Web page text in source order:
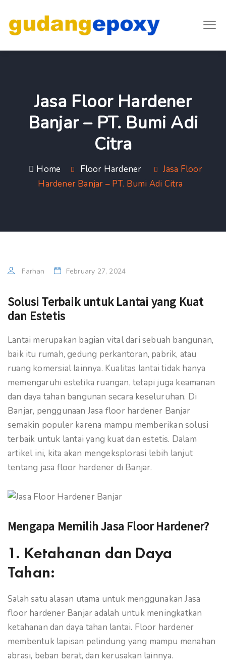
Jasa Floor Hardener
Banjar – PT. Bumi Adi
Citra
Home Floor Hardener
Jasa Floor
Hardener Banjar – PT. Bumi Adi Citra
Farhan February 27, 2024
Solusi Terbaik untuk Lantai yang Kuat
dan Estetis
Lantai merupakan bagian vital dari sebuah bangunan,
baik itu rumah, gedung perkantoran, pabrik, atau
ruang komersial lainnya. Kualitas lantai tidak hanya
memengaruhi estetika ruangan, tetapi juga keamanan
dan daya tahan bangunan secara keseluruhan. Di
Banjar, penggunaan Jasa floor hardener Banjar
semakin populer karena mampu memberikan solusi
terbaik untuk lantai yang kuat dan estetis. Dalam
artikel ini, kita akan mengeksplorasi lebih lanjut
tentang jasa floor hardener di Banjar.
Mengapa Memilih Jasa Floor Hardener?
1. Ketahanan dan Daya
Tahan:
Salah satu alasan utama untuk menggunakan Jasa
floor hardener Banjar adalah untuk meningkatkan
ketahanan dan daya tahan lantai. Floor hardener
membentuk lapisan pelindung yang mampu menahan
abrasi, beban berat, dan kerusakan lainnya.